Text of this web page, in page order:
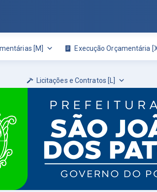
[M] Execução Orçamentária
Licitações e Contratos [L]